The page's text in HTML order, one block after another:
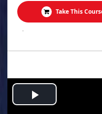
Take This
.
Play